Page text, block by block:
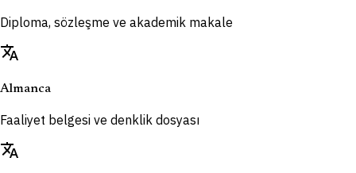
Diploma, sözleşme ve akademik makale
translate
Almanca
Faaliyet belgesi ve denklik dosyası
translate